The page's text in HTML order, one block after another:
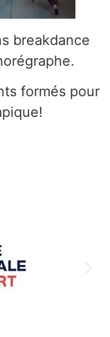
breakdance
formés pour